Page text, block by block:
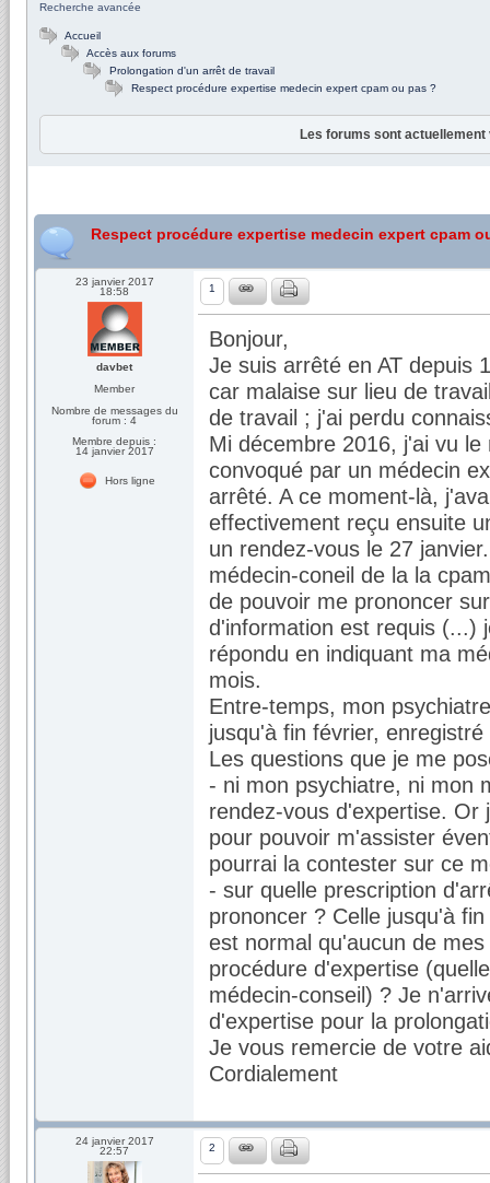
Recherche avancée
Accueil
Accès aux forums
Prolongation d'un arrêt de travail
Respect procédure expertise medecin expert cpam ou pas ?
Les forums sont
Respect procédure expertise medecin expert cpam
23 janvier 2017
18:58
davbet
Member
Nombre de messages du
forum : 4
Membre depuis :
14 janvier 2017
Hors ligne
1
Bonjour,
Je suis arrêté en AT depuis
car malaise sur lieu de
de travail ; j'ai perdu
Mi décembre 2016, j'ai vu
convoqué par un médecin
arrêté. A ce moment-là,
effectivement reçu ensuite
un rendez-vous le 27
médecin-coneil de la la
de pouvoir me prononcer
d'information est requis (...)
répondu en indiquant ma
mois.
Entre-temps, mon
jusqu'à fin février,
Les questions que je me
- ni mon psychiatre, ni mon
rendez-vous d'expertise. Or
pour pouvoir m'assister
pourrai la contester sur ce
- sur quelle prescription
prononcer ? Celle jusqu'à
est normal qu'aucun de
procédure d'expertise
médecin-conseil) ? Je
d'expertise pour la
Je vous remercie de votre
Cordialement
24 janvier 2017
22:57
2